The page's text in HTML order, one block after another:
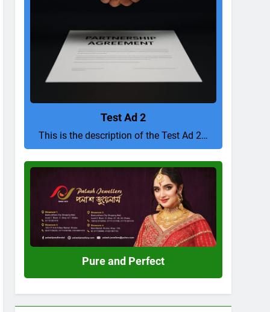
Test Ad 2
This is the description of the Test Ad 2…
Perfect
Pure and Perfect